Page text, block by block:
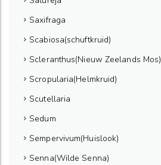
Saxifraga
Scabiosa(schuftkruid)
Scleranthus(Nieuw Zeelands Mos)
Scropularia(Helmkruid)
Scutellaria
Sedum
Sempervivum(Huislook)
Senna(Wilde Senna)